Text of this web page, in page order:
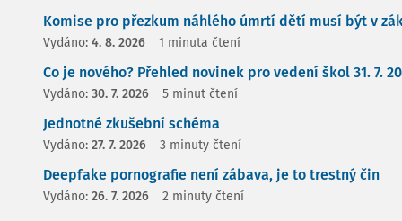
Komise pro přezkum náhlého úmrtí dětí musí být v
Vydáno: 4. 8. 2026 1 minuta čtení
Co je nového? Přehled novinek pro vedení škol 31. 7.
Vydáno: 30. 7. 2026 5 minut čtení
Jednotné zkušební schéma
Vydáno: 27. 7. 2026 3 minuty čtení
Deepfake pornografie není zábava, je to trestný čin
Vydáno: 26. 7. 2026 2 minuty čtení